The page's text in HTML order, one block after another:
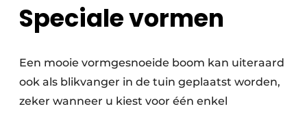
Speciale vormen
Een mooie vormgesnoeide boom kan uiteraard
ook als blikvanger in de tuin geplaatst worden,
zeker wanneer u kiest voor één enkel